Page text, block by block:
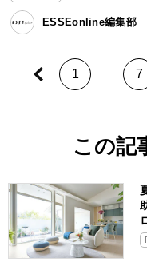
ESSEonline編集部
1 … 7
この記